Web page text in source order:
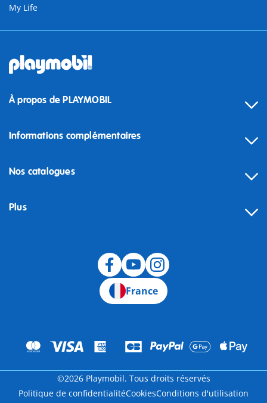
My Life
À propos de PLAYMOBIL
Informations complémentaires
Nos catalogues
Plus
France
©2026 Playmobil. Tous droits réservés
Politique de confidentialitéCookiesConditions d'utilisation